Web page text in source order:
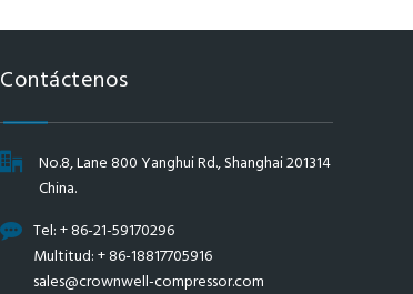
Contáctenos
No.8, Lane 800 Yanghui Rd., Shanghai 201314
China.
Tel: + 86-21-59170296
Multitud: + 86-18817705916
sales@crownwell-compressor.com